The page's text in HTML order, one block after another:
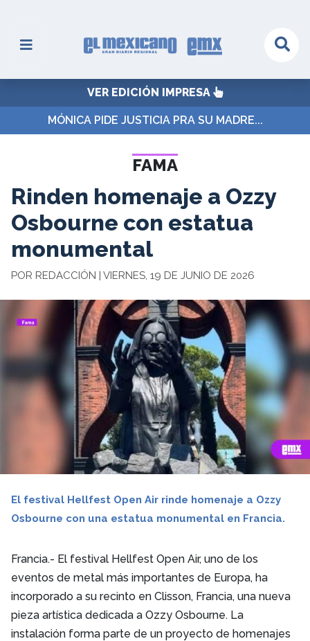
VER EDICIÓN IMPRESA
MÓNICA PIDE JUSTICIA PRA SU MADRE...
FAMA
Rinden homenaje a Ozzy
Osbourne con estatua
monumental
POR REDACCIÓN | VIERNES, 19 DE JUNIO DE 2026
El festival Hellfest Open Air rinde homenaje a Ozzy
Osbourne con una estatua monumental en Francia.
Francia.- El festival Hellfest Open Air, uno de los
eventos de metal más importantes de Europa, ha
incorporado a su recinto en Clisson, Francia, una nueva
pieza artística dedicada a Ozzy Osbourne. La
instalación forma parte de un proyecto de homenajes